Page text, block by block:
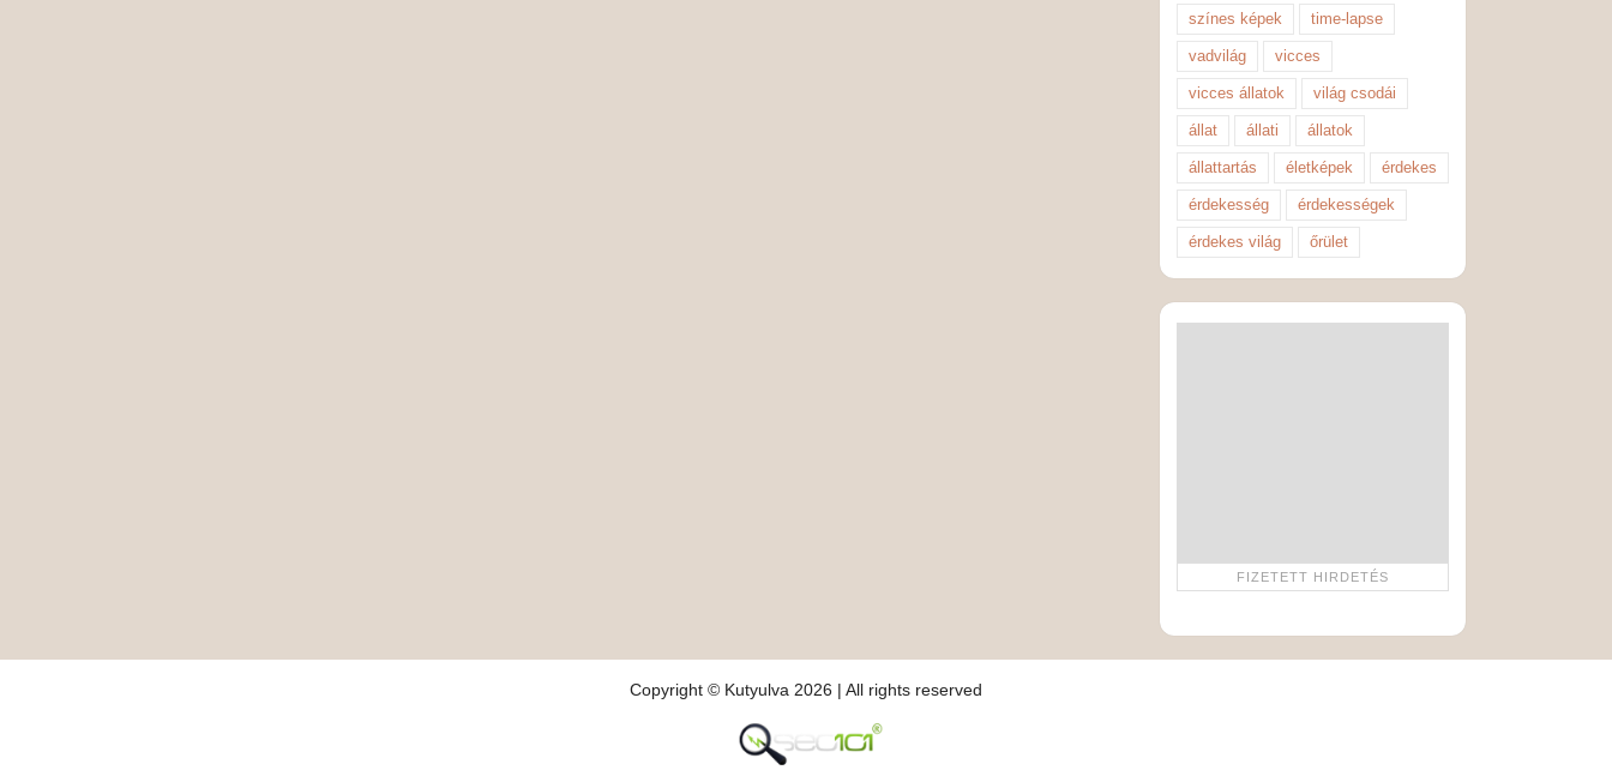
színes képek time-lapse
vadvilág vicces
vicces állatok világ csodái
állat állati állatok
állattartás életképek érdekes
érdekesség érdekességek
érdekes világ őrület
Copyright © Kutyulva 2026 | All rights reserved